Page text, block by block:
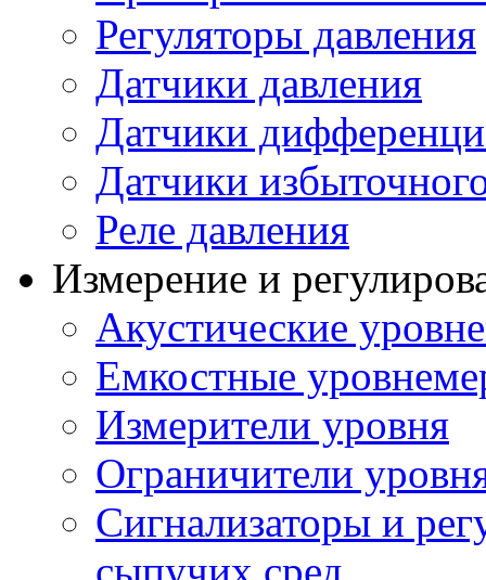
Регуляторы давления
Датчики давления
Датчики
Датчики
Реле давления
Измерение и
Акустические
Емкостные
Измерители уровня
Ограничители
Сигнализаторы и